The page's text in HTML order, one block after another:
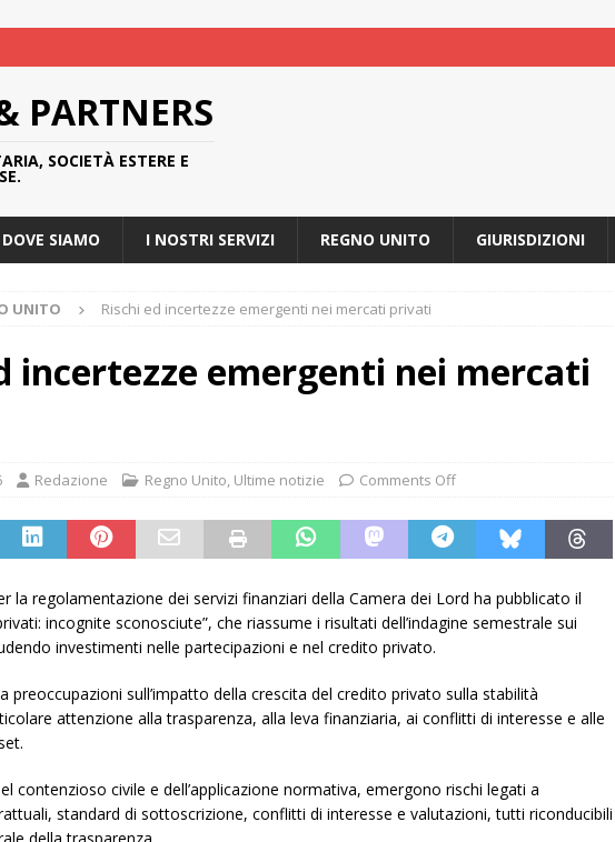
PARTNERS
SOCIETÀ ESTERE E
DOVE SIAMO I NOSTRI SERVIZI REGNO UNITO GIURISDIZIONI
UNITO Rischi ed incertezze emergenti nei mercati privati
incertezze emergenti nei mercati
Redazione Regno Unito, Ultime notizie Comments Off
la regolamentazione dei servizi finanziari della Camera dei Lord ha pubblicato il
incognite sconosciute”, che riassume i risultati dell’indagine semestrale sui
investimenti nelle partecipazioni e nel credito privato.
preoccupazioni sull’impatto della crescita del credito privato sulla stabilità
attenzione alla trasparenza, alla leva finanziaria, ai conflitti di interesse e alle
contenzioso civile e dell’applicazione normativa, emergono rischi legati a
standard di sottoscrizione, conflitti di interesse e valutazioni, tutti riconducibili